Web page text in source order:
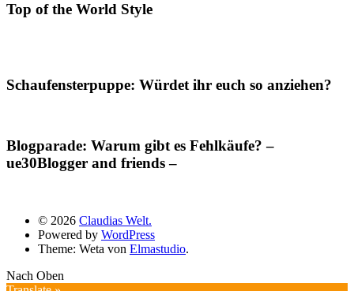
Top of the World Style
Schaufensterpuppe: Würdet ihr euch so anziehen?
Blogparade: Warum gibt es Fehlkäufe? –
ue30Blogger and friends –
© 2026 Claudias Welt.
Powered by WordPress
Theme: Weta von Elmastudio.
Nach Oben